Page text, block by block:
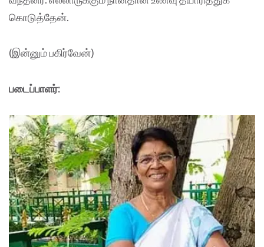
கொடுத்தேன்.
(இன்னும் பகிர்வேன்)
படைப்பாளர்: